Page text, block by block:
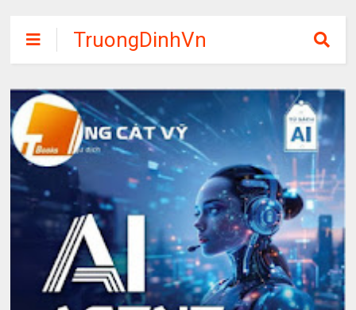
TruongDinhVn
Chia sẽ ebook,
các khóa học,
phần mềm học
tập miễn phí